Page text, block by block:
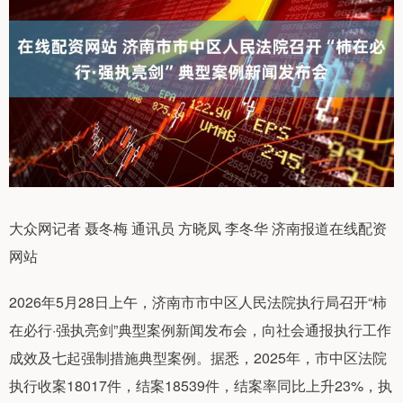
大众网记者 聂冬梅 通讯员 方晓凤 李冬华 济南报道在线配资
网站
2026年5月28日上午，济南市市中区人民法院执行局召开“柿
在必行·强执亮剑”典型案例新闻发布会，向社会通报执行工作
成效及七起强制措施典型案例。据悉，2025年，市中区法院
执行收案18017件，结案18539件，结案率同比上升23%，执